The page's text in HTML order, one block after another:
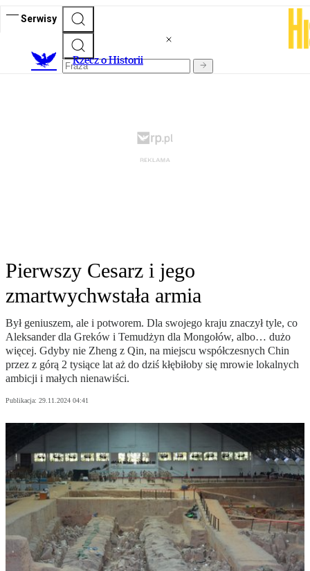
Serwisy
Rzecz o Historii
Pierwszy Cesarz i jego
zmartwychwstała armia
Był geniuszem, ale i potworem. Dla swojego kraju znaczył tyle, co
Aleksander dla Greków i Temudżyn dla Mongołów, albo… dużo
więcej. Gdyby nie Zheng z Qin, na miejscu współczesnych Chin
przez z górą 2 tysiące lat aż do dziś kłębiłoby się mrowie lokalnych
ambicji i małych nienawiści.
Publikacja: 29.11.2024 04:41